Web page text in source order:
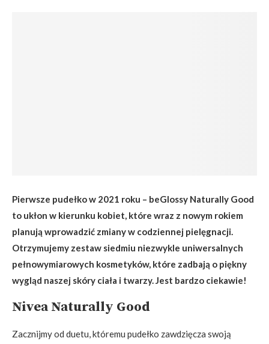
Pierwsze pudełko w 2021 roku – beGlossy Naturally Good
to ukłon w kierunku kobiet, które wraz z nowym rokiem
planują wprowadzić zmiany w codziennej pielęgnacji.
Otrzymujemy zestaw siedmiu niezwykle uniwersalnych
pełnowymiarowych kosmetyków, które zadbają o piękny
wygląd naszej skóry ciała i twarzy. Jest bardzo ciekawie!
Nivea Naturally Good
Zacznijmy od duetu, któremu pudełko zawdzięcza swoją